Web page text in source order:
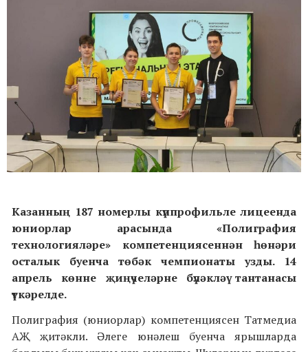
Казанның 187 номерлы күппрофильле лицеенда
юниорлар арасында «Полиграфия
технологияләре» компетенциясеннән һөнәри
осталык буенча төбәк чемпионаты узды. 14
апрель көнне җиңүчеләрнебүләкләү тантанасы
үткәрелде.
Полиграфия (юниорлар) компетенциясен Татмедиа
АҖҗитәкли. Әлеге юнәлеш буенча ярышларда